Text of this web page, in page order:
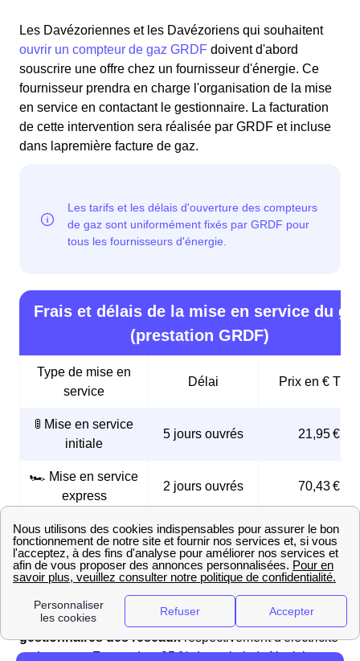
Les Davézoriennes et les Davézoriens qui souhaitent
ouvrir un compteur de gaz GRDF doivent d'abord
souscrire une offre chez un fournisseur d'énergie. Ce
fournisseur prendra en charge l'organisation de la mise
en service en contactant le gestionnaire. La facturation
de cette intervention sera réalisée par GRDF et incluse
dans lapremière facture de gaz.
Frais et délais de la mise en service du
(prestation GRDF)
Type de mise en
service
Délai Prix en € TTC
🚦 Mise en service
initiale
5 jours ouvrés 21,95 €
🏎️ Mise en service
express
2 jours ouvrés 70,43 €
⚠️ Mise en service
d'urgence
Le jour même 168,96 €
Enedis (ex-ERDF) et GRDF sont les deux
gestionnaires des réseauxrespectivement d'électricité
et de gaz en France (sur 95 % du territoire). Ainsi, les